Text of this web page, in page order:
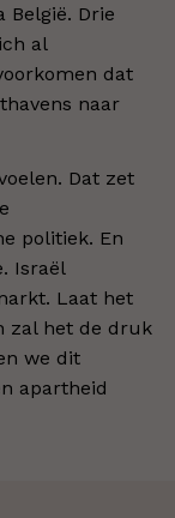
België. Drie
al
dat
naar
Dat zet
politiek. En
Israël
Laat het
zal het de druk
we dit
apartheid